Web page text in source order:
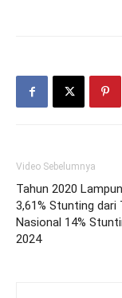
Video Sebelumnya
Tahun 2020
3,61% Stunting dari
Nasional 14%
2024